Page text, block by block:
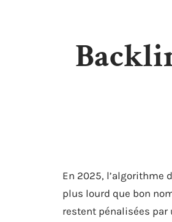
En 2025, l’algorithme
plus lourd que bon
restent pénalisées